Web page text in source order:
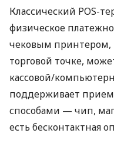
Классический POS-
физическое
чековым принтером,
торговой точке,
кассовой/
поддерживает
способами — чип,
есть бесконтактная